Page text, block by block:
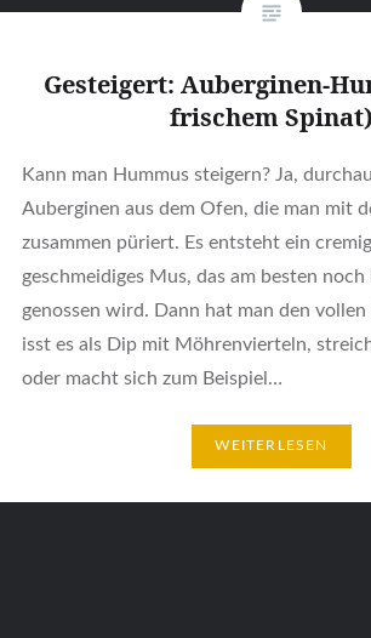
Gesteigert: Auberginen-
frischem Spinat)
Kann man Hummus steigern? Ja,
Auberginen aus dem Ofen, die man mit
zusammen püriert. Es entsteht ein
geschmeidiges Mus, das am besten
genossen wird. Dann hat man den
isst es als Dip mit Möhrenvierteln,
oder macht sich zum Beispiel…
WEITERLESEN